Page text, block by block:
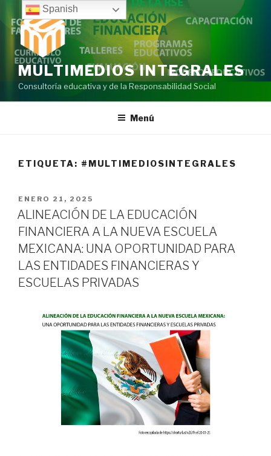
contenido
MULTIMEDIOS INTEGRALES
Consultoría educativa y de la Responsabilidad Social
Menú
ETIQUETA: #MULTIMEDIOSINTEGRALES
PUBLICADO
EN
ENERO 21, 2025
ALINEACIÓN DE LA EDUCACIÓN
FINANCIERA A LA NUEVA ESCUELA
MEXICANA: UNA OPORTUNIDAD PARA
LAS ENTIDADES FINANCIERAS Y
ESCUELAS PRIVADAS
Spanish